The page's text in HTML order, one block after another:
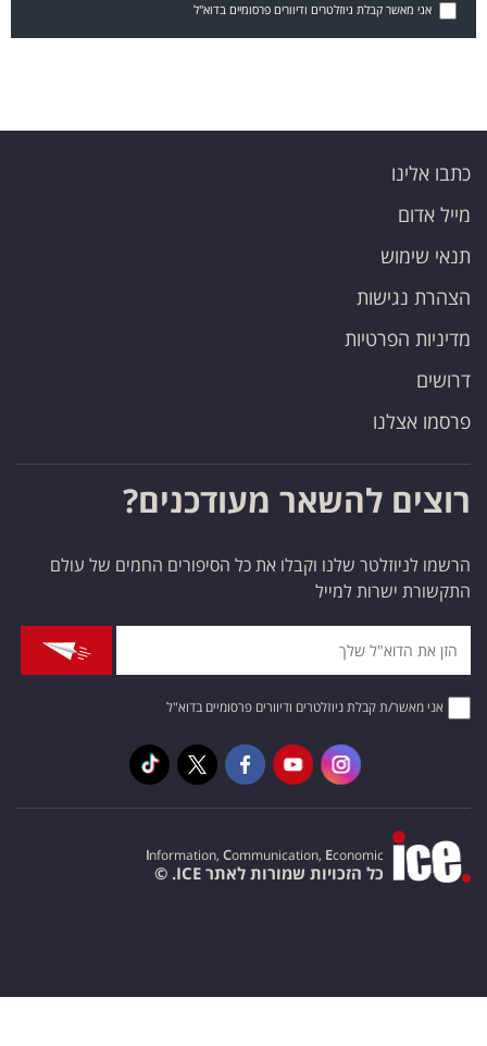
אני מאשר קבלת ניוזלטרים ודיוורים פרסומיים בדוא"ל
כתבו אלינו
מייל אדום
תנאי שימוש
הצהרת נגישות
מדיניות הפרטיות
דרושים
פרסמו אצלנו
רוצים להשאר מעודכנים?
הרשמו לניוזלטר שלנו וקבלו את כל הסיפורים החמים של עולם
התקשורת ישרות למייל
אני מאשר/ת קבלת ניוזלטרים ודיוורים פרסומיים בדוא"ל
Information, Communication, Economic
כל הזכויות שמורות לאתר ICE. ©